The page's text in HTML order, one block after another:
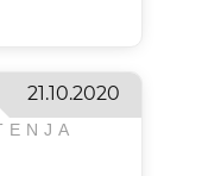
21.10.2020